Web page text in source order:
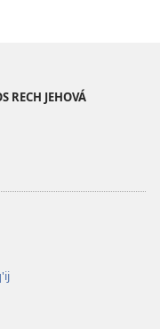
RECH JEHOVÁ